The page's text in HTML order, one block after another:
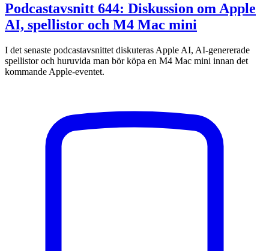
Podcastavsnitt 644: Diskussion om Apple
AI, spellistor och M4 Mac mini
I det senaste podcastavsnittet diskuteras Apple AI, AI-genererade
spellistor och huruvida man bör köpa en M4 Mac mini innan det
kommande Apple-eventet.